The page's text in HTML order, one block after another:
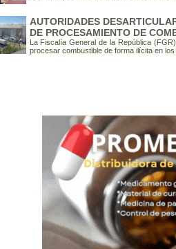
AUTORIDADES
DE PROCESAMIENTO DE
La Fiscalía General de la República
procesar combustible de forma ilícita en